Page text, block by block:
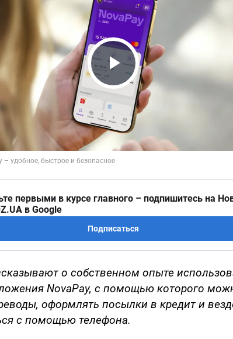
Play Video
первыми в курсе главного – подпишитесь на
в Google
Подписаться
о собственном опыте
NovaPay, с помощью которого
оформлять посылки в кредит и
с помощью телефона.